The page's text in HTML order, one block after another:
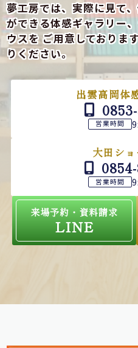
夢工房では、実際に見て
ができる体感ギャラリー
ウスをご用意しておりま
りください。
出雲高岡体
営業時間
大田シ
営業時間
来場予約・資料請求
LINE